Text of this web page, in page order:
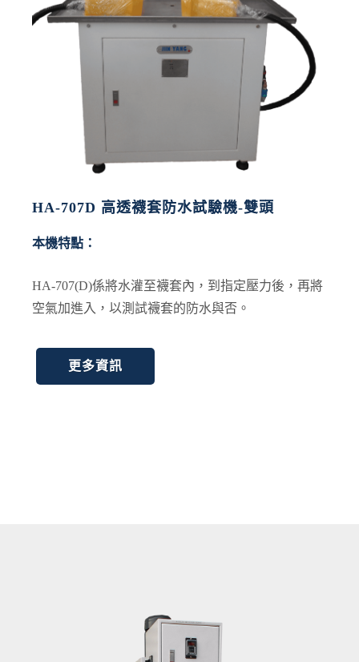
HA-707D 高透襪套防水試驗機-雙頭
本機特點：
HA-707(D)係將水灌至襪套內，到指定壓力後，再將
空氣加進入，以測試襪套的防水與否。
更多資訊